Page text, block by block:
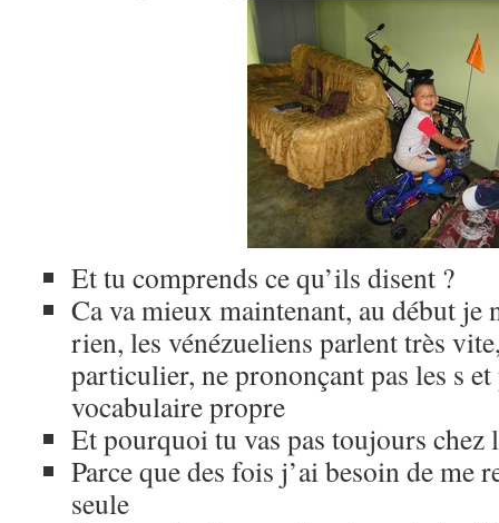
Et tu comprends ce qu’ils disent ?
Ca va mieux maintenant, au début je
rien, les vénézueliens parlent très
particulier, ne prononçant pas les s
vocabulaire propre
Et pourquoi tu vas pas toujours chez
Parce que des fois j’ai besoin de me
seule